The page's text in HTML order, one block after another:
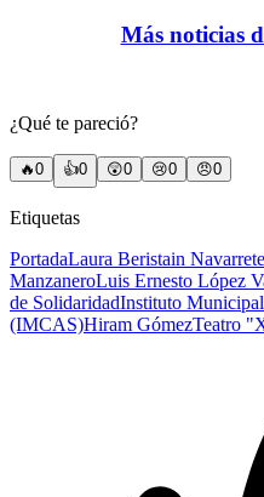
Más noticias
¿Qué te pareció?
🔥0 👍0 😲0 😢0 😠0
Etiquetas
PortadaLaura Beristain Navarrete
ManzaneroLuis Ernesto López
de SolidaridadInstituto
(IMCAS)Hiram GómezTeatro